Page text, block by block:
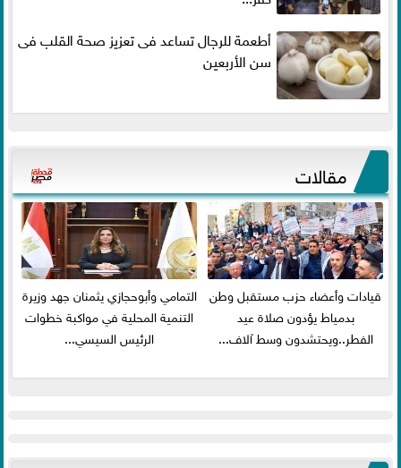
أطعمة للرجال تساعد فى تعزيز صحة القلب فى
سن الأربعين
مقالات
قيادات وأعضاء حزب مستقبل وطن
بدمياط يؤدون صلاة عيد
الفطر..ويحتشدون وسط آلاف...
التمامي وأبوحجازي يثمنان جهد وزيرة
التنمية المحلية في مواكبة خطوات
الرئيس السيسي...